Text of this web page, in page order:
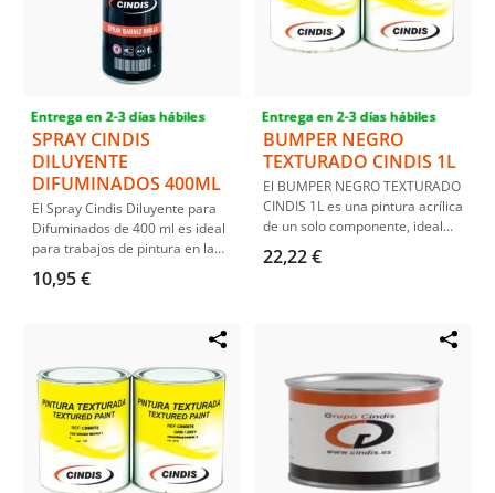
Entrega en 2-3 días hábiles
SPRAY CINDIS
DILUYENTE
DIFUMINADOS 400ML
El Spray Cindis Diluyente para
Difuminados de 400 ml es ideal
para trabajos de pintura en la
industria y automoción. Facilita
difuminados perfectos y una
10,95 €
Entrega en 2-3 días hábiles
BUMPER NEGRO
TEXTURADO CINDIS 1L
El BUMPER NEGRO TEXTURADO
CINDIS 1L es una pintura acrílica
de un solo componente, ideal
para recubrir paragolpes y
piezas plásticas de vehículos.
22,22 €